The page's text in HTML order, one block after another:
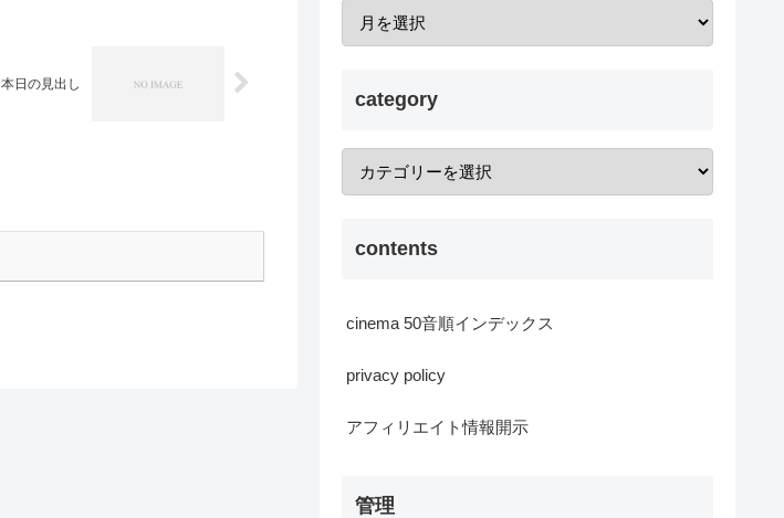
本日の見出し
category
contents
cinema 50音順インデックス
privacy policy
アフィリエイト情報開示
管理